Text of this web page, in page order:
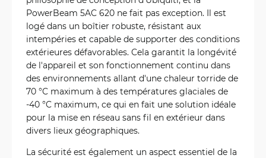
PowerBeam 5AC 620 ne fait pas exception. Il est
logé dans un boîtier robuste, résistant aux
intempéries et capable de supporter des conditions
extérieures défavorables. Cela garantit la longévité
de l'appareil et son fonctionnement continu dans
des environnements allant d'une chaleur torride de
70 °C maximum à des températures glaciales de
-40 °C maximum, ce qui en fait une solution idéale
pour la mise en réseau sans fil en extérieur dans
divers lieux géographiques.
La sécurité est également un aspect essentiel de la